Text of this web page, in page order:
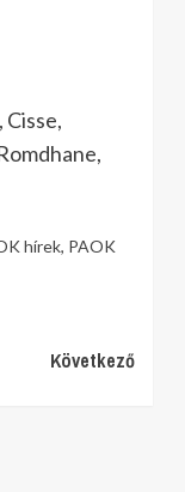
hírek, PAOK
Következő